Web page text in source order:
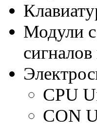
Модули
CPU
CON